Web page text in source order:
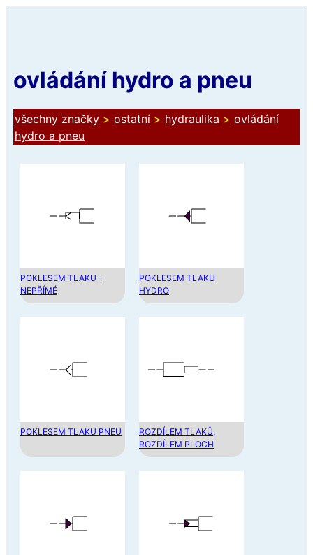
ovládání hydro a pneu
všechny značky > ostatní > hydraulika > ovládání
hydro a pneu
POKLESEM TLAKU -
NEPŘÍMÉ
POKLESEM TLAKU
HYDRO
POKLESEM TLAKU PNEU
ROZDÍLEM TLAKŮ,
ROZDÍLEM PLOCH